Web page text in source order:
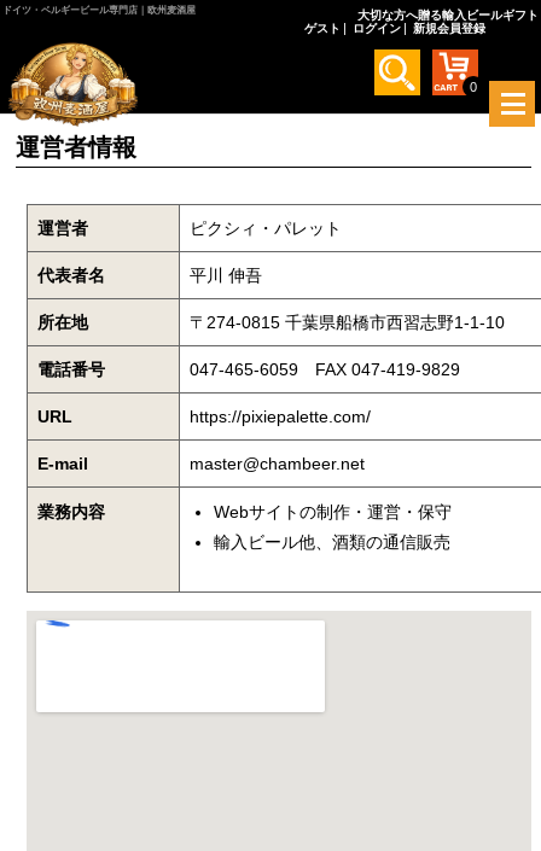
ドイツ・ベルギービール専門店｜欧州麦酒屋
大切な方へ贈る輸入ビールギフト
ゲスト
ログイン 新規会員登録
0
メ
ニ
ー
運営者情報
運営者 ピクシィ・パレット
代表者名 平川 伸吾
所在地 〒274-0815 千葉県船橋市西習志野1-1-10
電話番号 047-465-6059 FAX 047-419-9829
URL https://pixiepalette.com/
E-mail master@chambeer.net
業務内容
Webサイトの制作・運営・保守
輸入ビール他、酒類の通信販売